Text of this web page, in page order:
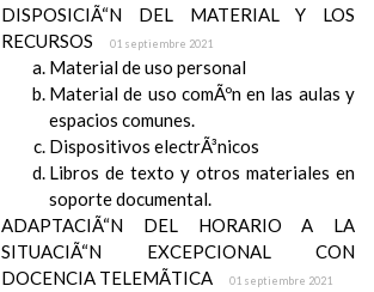
DISPOSICIÃ“N DEL MATERIAL Y LOS
RECURSOS
01 septiembre 2021
Material de uso personal
Material de uso comÃºn en las aulas y
espacios comunes.
Dispositivos electrÃ³nicos
Libros de texto y otros materiales en
soporte documental.
ADAPTACIÃ“N DEL HORARIO A LA
SITUACIÃ“N EXCEPCIONAL CON
DOCENCIA TELEMÃTICA
01 septiembre 2021